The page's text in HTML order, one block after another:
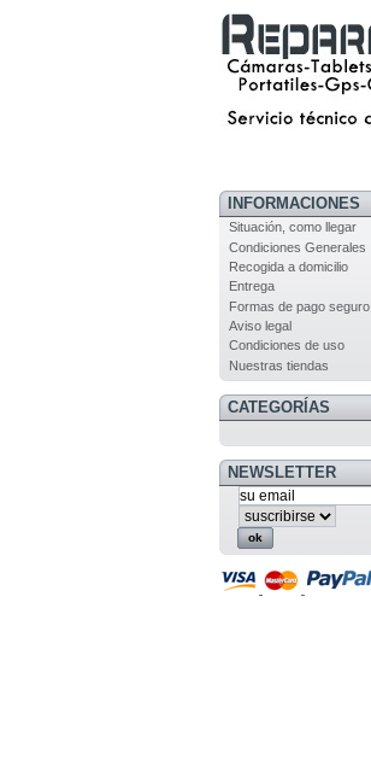
INFORMACIONES
Situación, como llegar
Condiciones Generales
Recogida a domicilio
Entrega
Formas de pago seguro
Aviso legal
Condiciones de uso
Nuestras tiendas
CATEGORÍAS
NEWSLETTER